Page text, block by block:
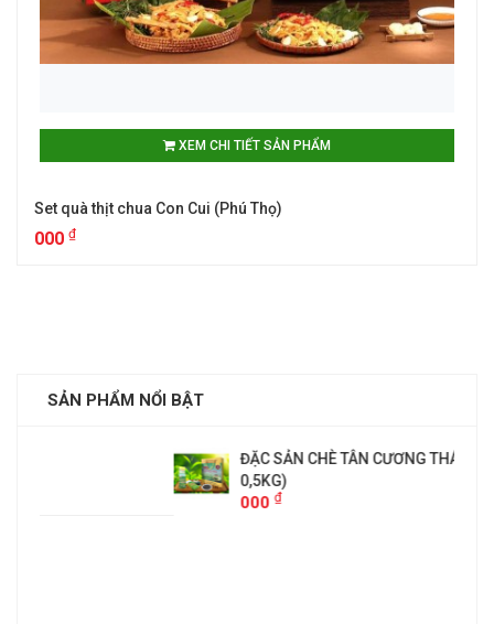
XEM CHI TIẾT SẢN PHẨM
Set quà thịt chua Con Cui (Phú Thọ)
000 ₫
SẢN PHẨM NỔI BẬT
ĐẶC SẢN CHÈ TÂN CƯƠNG THÁI NGUYÊN(TÚI